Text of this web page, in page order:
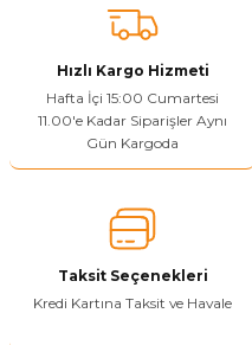
Bu ürüne benzer farklı
Hızlı Kargo Hizmeti
Hafta İçi 15:00 Cumartesi
11.00'e Kadar Siparişler Aynı
Gün Kargoda
Taksit Seçenekleri
Kredi Kartına Taksit ve Havale